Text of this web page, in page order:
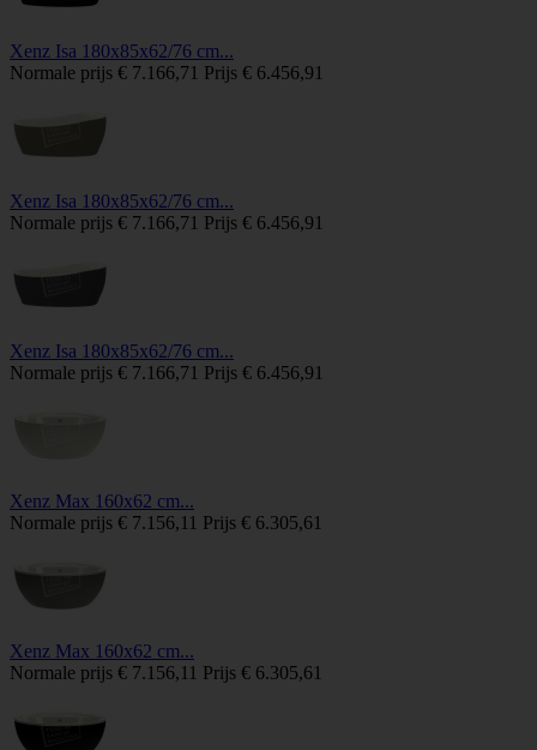
Xenz Isa 180x85x62/76 cm...
Normale prijs € 7.166,71 Prijs € 6.456,91
Xenz Isa 180x85x62/76 cm...
Normale prijs € 7.166,71 Prijs € 6.456,91
Xenz Isa 180x85x62/76 cm...
Normale prijs € 7.166,71 Prijs € 6.456,91
Xenz Max 160x62 cm...
Normale prijs € 7.156,11 Prijs € 6.305,61
Xenz Max 160x62 cm...
Normale prijs € 7.156,11 Prijs € 6.305,61